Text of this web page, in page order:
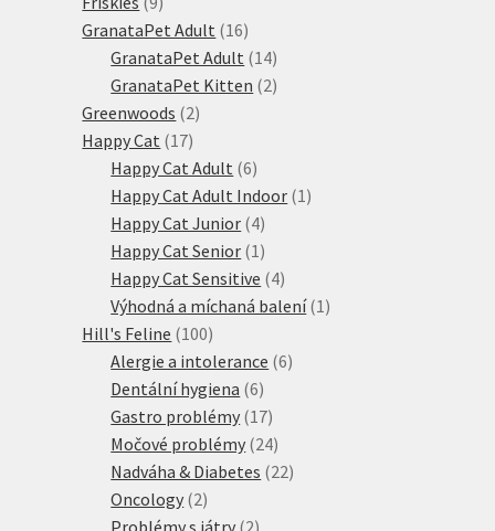
produktů
GranataPet Adult 1616
produktů
GranataPet Adult 1414
produktů
GranataPet Kitten 22
Greenwoods 22
Happy Cat 1717
produktů
Happy Cat Adult 66
produktů
Happy Cat Adult Indoor 11
Happy Cat Junior 44
produkty
Happy Cat Senior 11
produkt
Happy Cat Sensitive 44
produkty
Výhodná a míchaná balení 11
Hill's Feline 100100
produktů
Alergie a intolerance 66
Dentální hygiena 66
produktů
Gastro problémy 1717
produktů
Močové problémy 2424
produktů
Nadváha & Diabetes 2222
Oncology 22
produkty2